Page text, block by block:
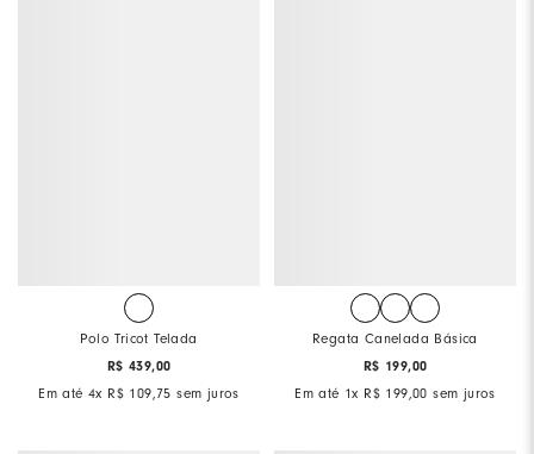
Polo Tricot Telada
R$ 439,00
Em até 4x R$ 109 75 sem juros
Regata Canelada Básica
R$ 199,00
Em até 1x R$ 199 ,00 sem juros